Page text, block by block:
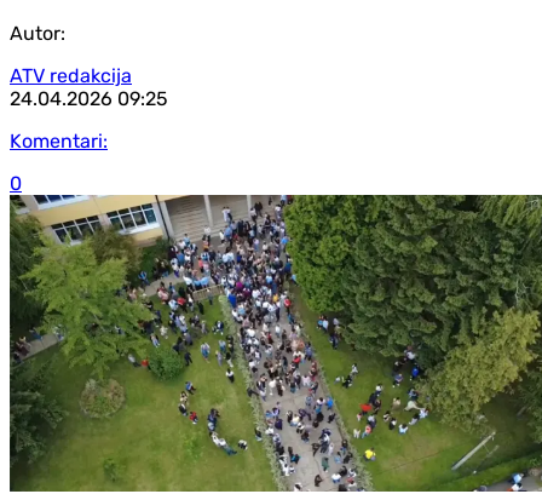
Autor:
ATV redakcija
24.04.2026 09:25
Komentari:
0